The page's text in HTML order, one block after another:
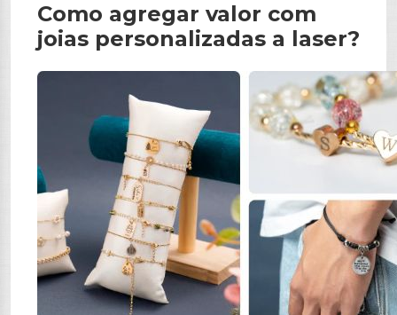
Como agregar valor com
joias personalizadas a laser?